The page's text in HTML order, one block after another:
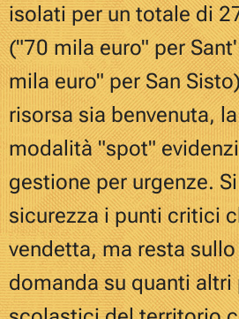
isolati per un totale di
("70 mila euro" per
mila euro" per San
risorsa sia benvenuta,
modalità "spot"
gestione per urgenze.
sicurezza i punti critici
vendetta, ma resta
domanda su quanti altri